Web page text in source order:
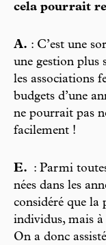
cela pourrait
A. : C’est une
une gestion plus
les associations
budgets d’une
ne pourrait pas
facilement !
E.
: Parmi
nées dans les
considéré que la
individus, mais à
On a donc